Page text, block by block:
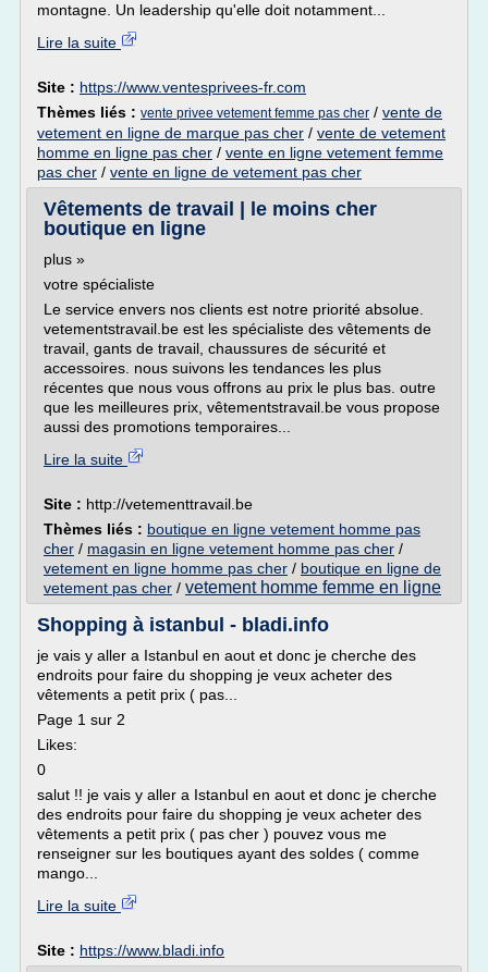
montagne. Un leadership qu'elle doit notamment...
Lire la suite
Site : https://www.ventesprivees-fr.com
Thèmes liés : vente privee vetement femme pas cher / vente de
vetement en ligne de marque pas cher / vente de vetement
homme en ligne pas cher / vente en ligne vetement femme
pas cher / vente en ligne de vetement pas cher
Vêtements de travail | le moins cher
boutique en ligne
plus »
votre spécialiste
Le service envers nos clients est notre priorité absolue.
vetementstravail.be est les spécialiste des vêtements de
travail, gants de travail, chaussures de sécurité et
accessoires. nous suivons les tendances les plus
récentes que nous vous offrons au prix le plus bas. outre
que les meilleures prix, vêtementstravail.be vous propose
aussi des promotions temporaires...
Lire la suite
Site : http://vetementtravail.be
Thèmes liés : boutique en ligne vetement homme pas
cher / magasin en ligne vetement homme pas cher /
vetement en ligne homme pas cher / boutique en ligne de
vetement pas cher / vetement homme femme en ligne
Shopping à istanbul - bladi.info
je vais y aller a Istanbul en aout et donc je cherche des
endroits pour faire du shopping je veux acheter des
vêtements a petit prix ( pas...
Page 1 sur 2
Likes:
0
salut !! je vais y aller a Istanbul en aout et donc je cherche
des endroits pour faire du shopping je veux acheter des
vêtements a petit prix ( pas cher ) pouvez vous me
renseigner sur les boutiques ayant des soldes ( comme
mango...
Lire la suite
Site : https://www.bladi.info